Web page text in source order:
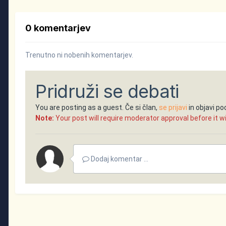
0 komentarjev
Trenutno ni nobenih komentarjev.
Pridruži se debati
You are posting as a guest. Če si član, se prijavi in objavi
Note: Your post will require moderator approval before it
Dodaj komentar ...